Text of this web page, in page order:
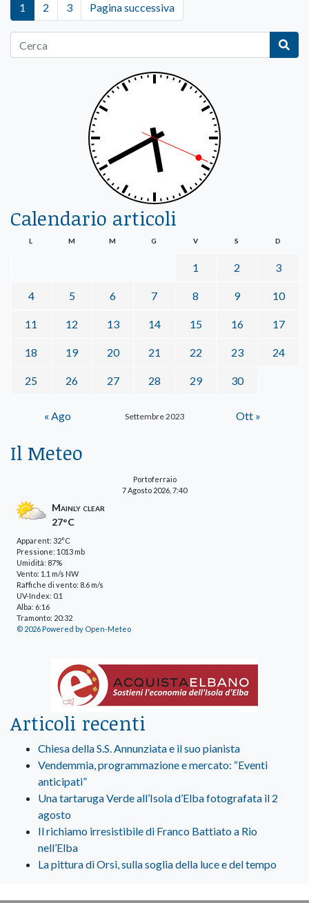
1 2 3 Pagina successiva
Calendario articoli
Settembre 2023
L M M G V S D
1 2 3
4 5 6 7 8 9 10
11 12 13 14 15 16 17
18 19 20 21 22 23 24
25 26 27 28 29 30
« Ago Ott »
Il Meteo
Portoferraio
7 Agosto 2026, 7:40
Mainly clear
27°C
Apparent: 32°C
Pressione: 1013 mb
Umidità: 87%
Vento: 1.1 m/s NW
Raffiche di vento: 8.6 m/s
UV-Index: 0.1
Alba: 6:16
Tramonto: 20:32
© 2026 Powered by Open-Meteo
Articoli recenti
Chiesa della S.S. Annunziata e il suo pianista
Vendemmia, programmazione e mercato: “Eventi
anticipati”
Una tartaruga Verde all’Isola d’Elba fotografata il 2
agosto
Il richiamo irresistibile di Franco Battiato a Rio
nell’Elba
La pittura di Orsi, sulla soglia della luce e del tempo